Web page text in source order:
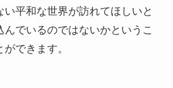
平和な世界が訪れてほしいと
んでいるのではないかというこ
できます。